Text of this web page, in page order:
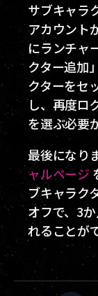
サブキャラ
アカウント
にランチャ
クター追加
クターをセ
し、再度ロ
を選ぶ必要
最後になり
ャルページ
ブキャラク
オフで、3
れることが